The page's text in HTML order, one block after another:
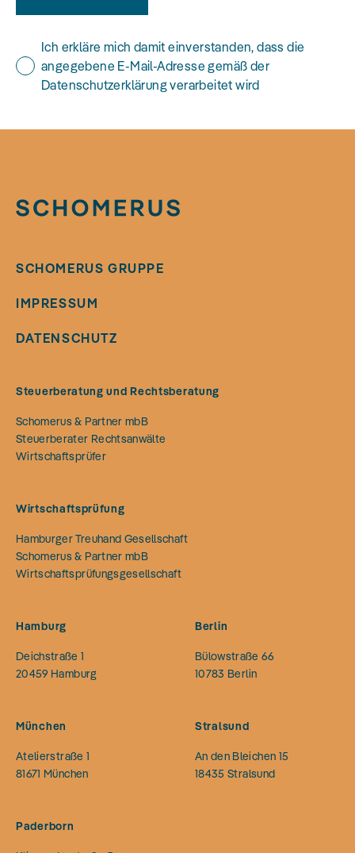
Ich erkläre mich damit einverstanden, dass die
angegebene E-Mail-Adresse gemäß der
Datenschutzerklärung verarbeitet wird
SCHOMERUS GRUPPE
IMPRESSUM
DATENSCHUTZ
Steuerberatung und Rechtsberatung
Schomerus & Partner mbB
Steuerberater Rechtsanwälte
Wirtschaftsprüfer
Wirtschaftsprüfung
Hamburger Treuhand Gesellschaft
Schomerus & Partner mbB
Wirtschaftsprüfungsgesellschaft
Hamburg
Deichstraße 1
20459 Hamburg
Berlin
Bülowstraße 66
10783 Berlin
München
Atelierstraße 1
81671 München
Stralsund
An den Bleichen 15
18435 Stralsund
Paderborn